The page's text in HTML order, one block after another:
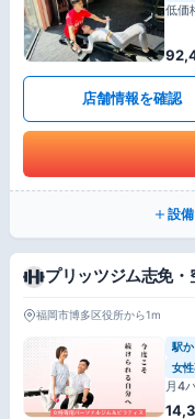
低価
店舗情報を確認
設
プリッツジム志免・
福岡市博多区役所から1m
駅
女
月4